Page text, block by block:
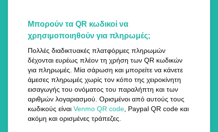
Μπορούν τα QR κωδικοί να
χρησιμοποιηθούν για πληρωμές;
Πολλές διαδικτυακές πλατφόρμες πληρωμών
δέχονται ευρέως πλέον τη χρήση των QR κωδικών
για πληρωμές. Μία σάρωση και μπορείτε να κάνετε
άμεσες πληρωμές χωρίς τον κόπο της χειροκίνητη
εισαγωγής του ονόματος του παραλήπτη και των
αριθμών λογαριασμού. Ορισμένοι από αυτούς τους
κωδικούς είναι Venmo QR code , Paypal QR code και
ακόμη και ορισμένες τράπεζες.